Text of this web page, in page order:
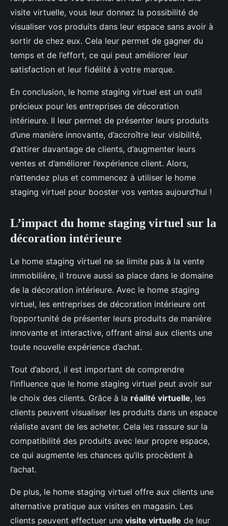
visite virtuelle, vous leur donnez la possibilité de
visualiser vos produits dans leur espace sans avoir à
sortir de chez eux. Cela leur permet de gagner du
temps et de l’effort, ce qui peut améliorer leur
satisfaction et leur fidélité à votre marque.
En conclusion, le home staging virtuel est un outil
précieux pour les entreprises de décoration
intérieure. Il leur permet de présenter leurs produits
d’une manière innovante, d’accroître leur visibilité,
d’attirer davantage de clients, d’augmenter leurs
ventes et d’améliorer l’expérience client. Alors,
n’attendez plus et commencez à utiliser le home
staging virtuel pour booster vos ventes aujourd’hui !
L’impact du home staging virtuel sur la
décoration intérieure
Le home staging virtuel ne se limite pas à la vente
immobilière, il trouve aussi sa place dans le domaine
de la décoration intérieure. Avec le home staging
virtuel, les entreprises de décoration intérieure ont
l’opportunité de présenter leurs produits de manière
innovante et interactive, offrant ainsi aux clients une
toute nouvelle expérience d’achat.
Tout d’abord, il est important de comprendre
l’influence que le home staging virtuel peut avoir sur
le choix des clients. Grâce à la réalité virtuelle, les
clients peuvent visualiser les produits dans un espace
réaliste avant de les acheter. Cela les rassure sur la
compatibilité des produits avec leur propre espace,
ce qui augmente les chances qu’ils procèdent à
l’achat.
De plus, le home staging virtuel offre aux clients une
alternative pratique aux visites en magasin. Les
clients peuvent effectuer une visite virtuelle de leur